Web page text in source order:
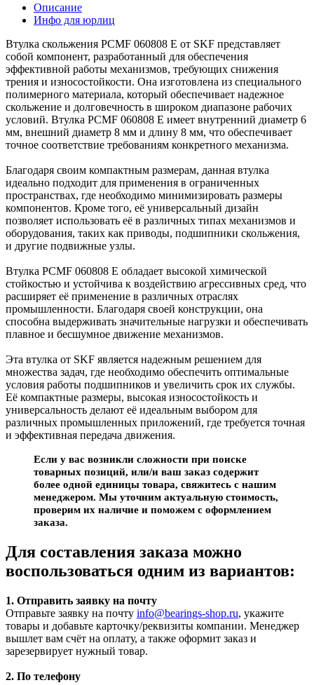
Описание
Инфо для юрлиц
Втулка скольжения PCMF 060808 E от SKF представляет
собой компонент, разработанный для обеспечения
эффективной работы механизмов, требующих снижения
трения и износостойкости. Она изготовлена из специального
полимерного материала, который обеспечивает надежное
скольжение и долговечность в широком диапазоне рабочих
условий. Втулка PCMF 060808 E имеет внутренний диаметр 6
мм, внешний диаметр 8 мм и длину 8 мм, что обеспечивает
точное соответствие требованиям конкретного механизма.
Благодаря своим компактным размерам, данная втулка
идеально подходит для применения в ограниченных
пространствах, где необходимо минимизировать размеры
компонентов. Кроме того, её универсальный дизайн
позволяет использовать её в различных типах механизмов и
оборудования, таких как приводы, подшипники скольжения,
и другие подвижные узлы.
Втулка PCMF 060808 E обладает высокой химической
стойкостью и устойчива к воздействию агрессивных сред, что
расширяет её применение в различных отраслях
промышленности. Благодаря своей конструкции, она
способна выдерживать значительные нагрузки и обеспечивать
плавное и бесшумное движение механизмов.
Эта втулка от SKF является надежным решением для
множества задач, где необходимо обеспечить оптимальные
условия работы подшипников и увеличить срок их службы.
Её компактные размеры, высокая износостойкость и
универсальность делают её идеальным выбором для
различных промышленных приложений, где требуется точная
и эффективная передача движения.
Если у вас возникли сложности при поиске
товарных позиций, или/и ваш заказ содержит
более одной единицы товара, свяжитесь с нашим
менеджером. Мы уточним актуальную стоимость,
проверим их наличие и поможем с оформлением
заказа.
Для составления заказа можно
воспользоваться одним из вариантов:
1. Отправить заявку на почту
Отправьте заявку на почту info@bearings-shop.ru, укажите
товары и добавьте карточку/реквизиты компании. Менеджер
вышлет вам счёт на оплату, а также оформит заказ и
зарезервирует нужный товар.
2. По телефону